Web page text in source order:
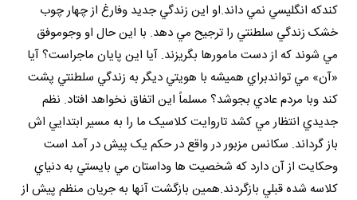
کندکه انگليسي نمي داند.او اين زندگي جديد وفارغ از چهار چوب
خشک زندگي سلطنتي را ترجيح مي دهد. با اين حال او وجوموفق
مي شوند که از دست مامورها بگريزند. آيا اين پايان ماجراست؟ آيا
«آن» مي تواندبراي هميشه با هويتي ديگر به زندگي سلطنتي پشت
کند وبا مردم عادي بجوشد؟ مسلماً اين اتفاق نخواهد افتاد. نظم
جديدي انتظار مي کشد تاروايت کلاسيک ما را به مسير ابتدايي اش
باز گرداند. سکانس مزبور در واقع در حکم يک پيش در آمد است
وحکايت از آن دارد که شخصيت ها وداستان مي بايستي به دنياي
کلاسه شده قبلي بازگردند.همين بازگشت آنها به جريان منظم پيش از